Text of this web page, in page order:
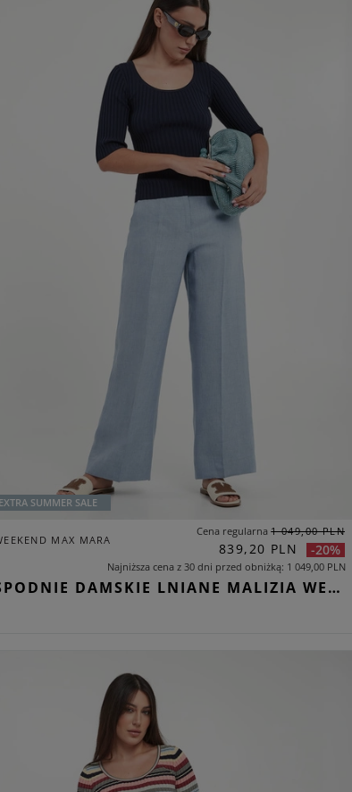
EXTRA SUMMER SALE
MAX MARA
Cena regularna 1 049,00 PLN
839,20 PLN -20%
Najniższa cena z 30 dni przed obniżką 1 049,00 PLN
SPODNIE DAMSKIE LNIANE MALIZIA WEEKEND MAX MARA BŁĘKITNY WIDE